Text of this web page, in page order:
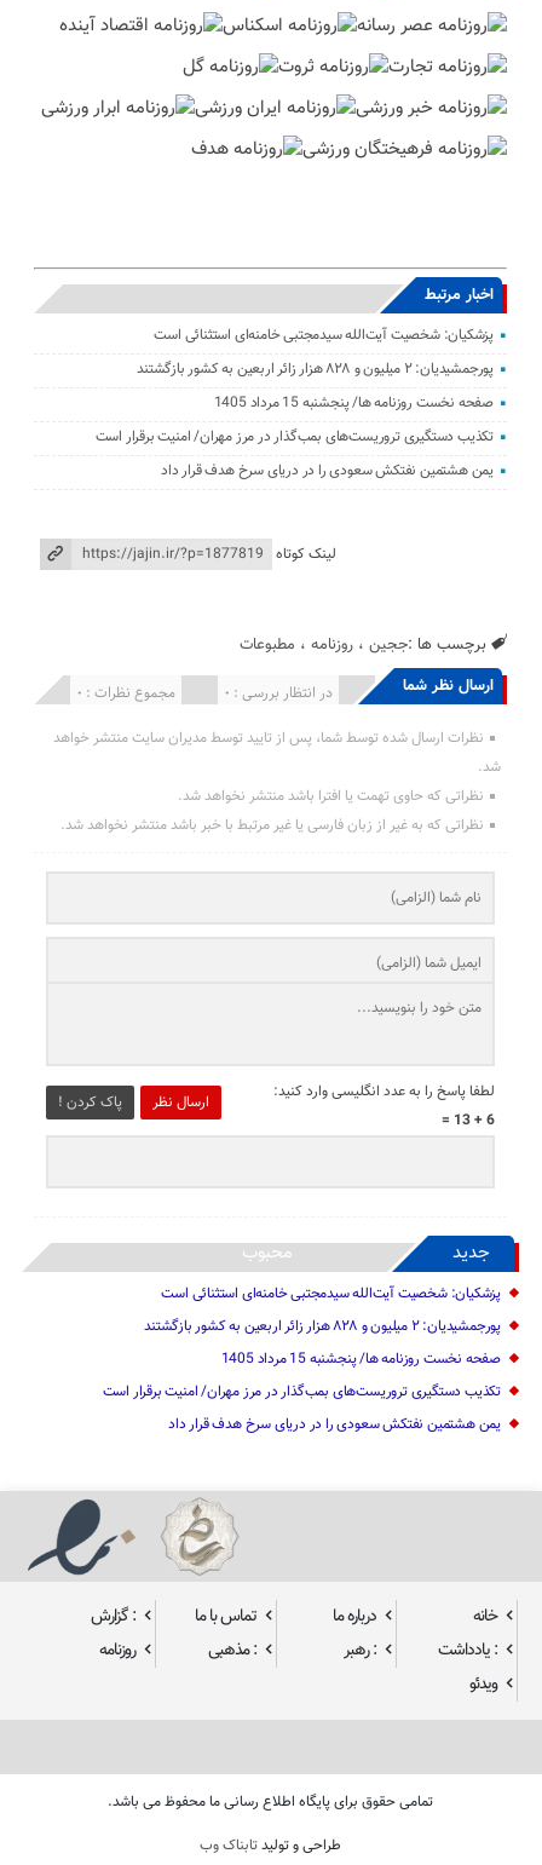
اخبار مرتبط
پزشکیان: شخصیت آیت‌الله سیدمجتبی خامنه‌ای استثنائی است
پورجمشیدیان: ۲ میلیون و ۸۲۸ هزار زائر اربعین به کشور بازگشتند
صفحه نخست روزنامه ها/ پنجشنبه 15 مرداد 1405
تکذیب دستگیری تروریست‌های بمب‌گذار در مرز مهران/ امنیت برقرار است
یمن هشتمین نفتکش سعودی را در دریای سرخ هدف قرار داد
لینک کوتاه
برچسب ها :ججین ،روزنامه ، مطبوعات
ارسال نظر شما مجموع نظرات : 0 در انتظار بررسی : 0 انتشار یافته : 0
نظرات ارسال شده توسط شما، پس از تایید توسط مدیران سایت منتشر خواهد
شد.
نظراتی که حاوی تهمت یا افترا باشد منتشر نخواهد شد.
نظراتی که به غیر از زبان فارسی یا غیر مرتبط با خبر باشد منتشر نخواهد شد.
ارسال نظر پاک کردن !
لطفا پاسخ را به عدد انگلیسی وارد کنید:
6 + 13 =
جدید محبوب
پزشکیان: شخصیت آیت‌الله سیدمجتبی خامنه‌ای استثنائی است
پورجمشیدیان: ۲ میلیون و ۸۲۸ هزار زائر اربعین به کشور بازگشتند
صفحه نخست روزنامه ها/ پنجشنبه 15 مرداد 1405
تکذیب دستگیری تروریست‌های بمب‌گذار در مرز مهران/ امنیت برقرار است
یمن هشتمین نفتکش سعودی را در دریای سرخ هدف قرار داد
خانه درباره ما تماس با ما
: گزارش
: یادداشت
: رهبر : مذهبی
روزنامه
ویدئو
تمامی حقوق برای پایگاه اطلاع رسانی ما محفوظ می باشد.
طراحی و تولیدتابناک وب